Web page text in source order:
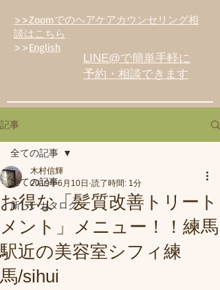
>>Zoomでのヘアケアカウンセリング相
談はこちら
>>English
LINE@で簡単手軽に
予約・相談できます
記事
全ての記事
新しいカタログ
全ての記事
お得な「髪質改善トリート
メント」メニュー！！練馬
駅近の美容室シフィ練
馬/sihui
木村信輝
2019年6月10日 読了時間: 1分